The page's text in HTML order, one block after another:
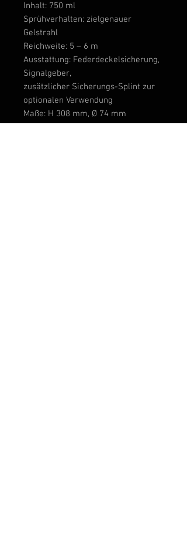
Inhalt: 750 ml
Sprühverhalten: zielgenauer
Gelstrahl
Reichweite: 5 – 6 m
Ausstattung: Federdeckelsicherung,
Signalgeber,
zusätzlicher Sicherungs-Splint zur
optionalen Verwendung
Maße: H 308 mm, Ø 74 mm